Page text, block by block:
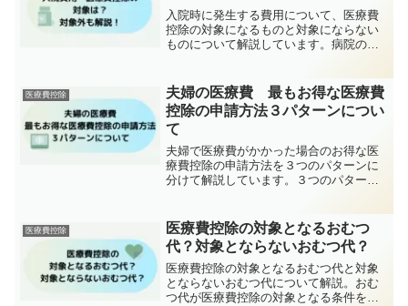
入院時に発生する費用について、医療費
控除の対象になるものと対象にならない
ものについて解説しています。病院の領
てしまうかもしれませんので、対象とな
るものだけ申告するように注意してくだ
さい。
医療費控除
夫婦の医療費 最もお得な医療費
控除の申請方法３パターンについ
て
夫婦で医療費がかかった場合のお得な医
療費控除の申請方法を３つのパターンに
分けて解説しています。３つのパターン
自身に合ったパターンを見つけてお得に
医療費控除の申告をしましょう。
医療費控除
医療費控除の対象となるおむつ
代？対象とならないおむつ代？
医療費控除の対象となるおむつ代と対象
とならないおむつ代について解説。おむ
つ代が医療費控除の対象となる条件を確